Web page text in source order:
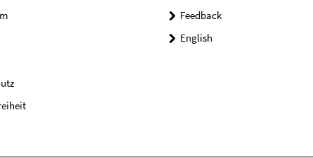
Feedback
English